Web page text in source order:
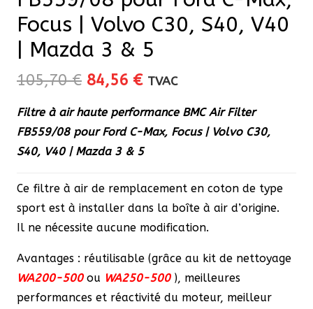
Focus | Volvo C30, S40, V40
| Mazda 3 & 5
105,70€ Le
initial
était :
105,70 €.
84,56 €Le
actuel
est :
84,56 €.
TVAC
Filtre à air haute performance BMC Air Filter
FB559/08 pour Ford C-Max, Focus | Volvo C30,
S40, V40 | Mazda 3 & 5
Ce filtre à air de remplacement en coton de type
sport est à installer dans la boîte à air d’origine.
Il ne nécessite aucune modification.
Avantages : réutilisable (grâce au kit de nettoyage
WA200-500ou WA250-500), meilleures
performances et réactivité du moteur, meilleur